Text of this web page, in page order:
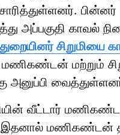
பின்னர்
அப்பகுதி காவல்
சிறுமியை
மற்றும்
அனுப்பி
வீட்டார்
இதனால்